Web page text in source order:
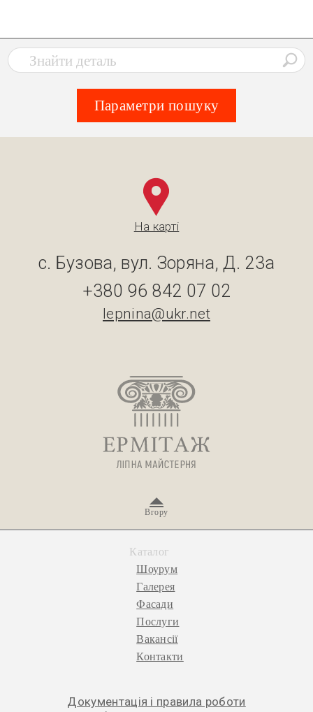
Параметри пошуку
На карті
с. Бузова, вул. Зоряна, Д. 23а
+380 96 842 07 02
lepnina@ukr.net
Вгору
Каталог
Шоурум
Галерея
Фасади
Послуги
Вакансії
Контакти
Документація і правила роботи